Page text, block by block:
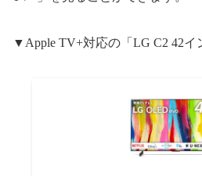
▼Apple TV+対応の「LG C2 42イ